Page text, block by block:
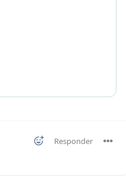
Responder